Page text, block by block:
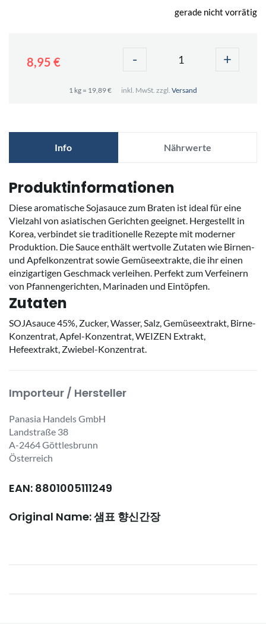
gerade nicht vorrätig
8,95 € - +
1 kg = 19,89 € inkl. MwSt. zzgl. Versand
Info Nährwerte
Produktinformationen
Diese aromatische Sojasauce zum Braten ist ideal für eine
Vielzahl von asiatischen Gerichten geeignet. Hergestellt in
Korea, verbindet sie traditionelle Rezepte mit moderner
Produktion. Die Sauce enthält wertvolle Zutaten wie Birnen-
und Apfelkonzentrat sowie Gemüseextrakte, die ihr einen
einzigartigen Geschmack verleihen. Perfekt zum Verfeinern
von Pfannengerichten, Marinaden und Eintöpfen.
Zutaten
SOJAsauce 45%, Zucker, Wasser, Salz, Gemüseextrakt, Birne-
Konzentrat, Apfel-Konzentrat, WEIZEN Extrakt,
Hefeextrakt, Zwiebel-Konzentrat.
Importeur / Hersteller
Panasia Handels GmbH
Landstraße 38
A-2464 Göttlesbrunn
Österreich
EAN: 8801005111249
Original Name: 샘표 향신간장